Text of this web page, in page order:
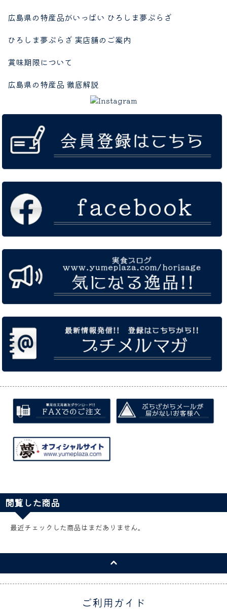
広島県の特産品がいっぱい ひろしま夢ぷらざ
ひろしま夢ぷらざ 実店舗のご案内
賞味期限について
広島県の特産品 徹底解説
閲覧した商品
最近チェックした商品はまだありません。
ご利用ガイド